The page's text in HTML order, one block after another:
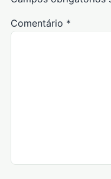
Comentário *